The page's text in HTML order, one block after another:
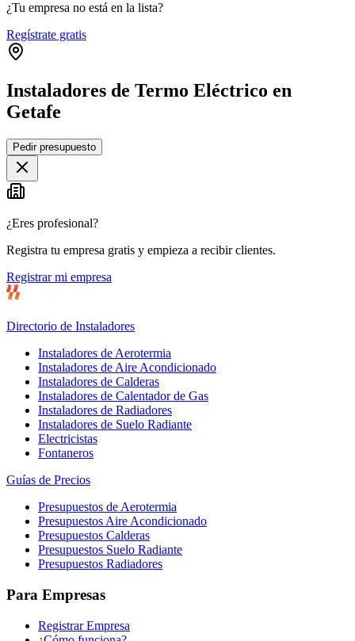
¿Tu empresa no está en la lista?
Regístrate gratis
Instaladores de Termo Eléctrico en
Getafe
+
−
Pedir presupuesto
¿Eres profesional?
Registra tu empresa gratis y empieza a recibir clientes.
Registrar mi empresa
Directorio de Instaladores
Instaladores de Aerotermia
Instaladores de Aire Acondicionado
Instaladores de Calderas
Instaladores de Calentador de Gas
Instaladores de Radiadores
Instaladores de Suelo Radiante
Electricistas
Fontaneros
Guías de Precios
Presupuestos de Aerotermia
Presupuestos Aire Acondicionado
Presupuestos Calderas
Presupuestos Suelo Radiante
Presupuestos Radiadores
Para Empresas
Registrar Empresa